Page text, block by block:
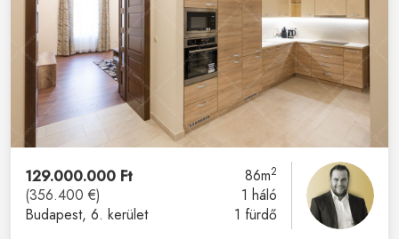
129.000.000 Ft
(356.400 €)
Budapest, 6. kerület
86m2
1 háló
1 fürdő